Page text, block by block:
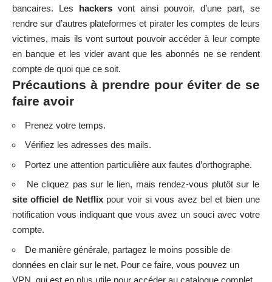
bancaires. Les hackers vont ainsi pouvoir, d’une part, se
rendre sur d’autres plateformes et pirater les comptes de leurs
victimes, mais ils vont surtout pouvoir accéder à leur compte
en banque et les vider avant que les abonnés ne se rendent
compte de quoi que ce soit.
Précautions à prendre pour éviter de se
faire avoir
Prenez votre temps.
Vérifiez les adresses des mails.
Portez une attention particulière aux fautes d’orthographe.
Ne cliquez pas sur le lien, mais rendez-vous plutôt sur le
site officiel de Netflix pour voir si vous avez bel et bien une
notification vous indiquant que vous avez un souci avec votre
compte.
De manière générale, partagez le moins possible de
données en clair sur le net. Pour ce faire, vous pouvez un
VPN, qui est en plus utile pour accéder au catalogue complet